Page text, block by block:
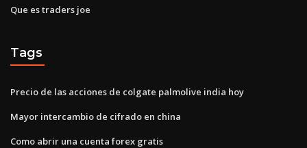
Que es traders joe
Tags
Precio de las acciones de colgate palmolive india hoy
Mayor intercambio de cifrado en china
Como abrir una cuenta forex gratis